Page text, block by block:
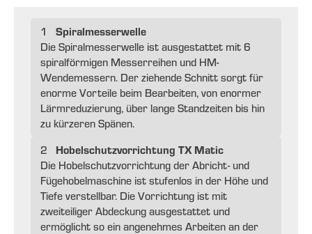
1 Spiralmesserwelle
Die Spiralmesserwelle ist ausgestattet mit 6
spiralförmigen Messerreihen und HM­-
Wendemessern. Der ziehende Schnitt sorgt für
enorme Vorteile beim Bearbeiten, von enormer
Lärmreduzierung, über lange Standzeiten bis hin
zu kürzeren Spänen.
2
Hobelschutzvorrichtung TX Matic
Die Hobelschutzvorrichtung der Abricht- und
Fügehobelmaschine ist stufenlos in der Höhe und
Tiefe verstellbar. Die Vorrichtung ist mit
zweiteiliger Abdeckung ausgestattet und
ermöglicht so ein angenehmes Arbeiten an der